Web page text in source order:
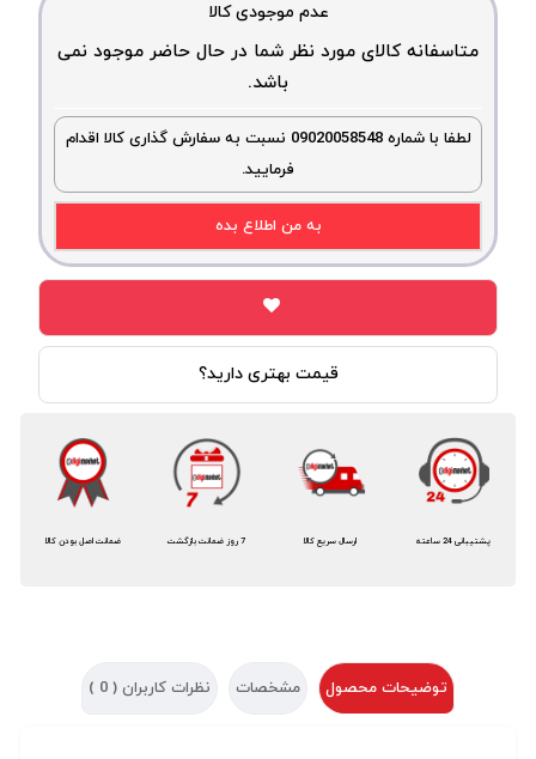
عدم موجودی کالا
متاسفانه کالای مورد نظر شما در حال حاضر موجود نمی
باشد.
لطفا با شماره 09020058548 نسبت به سفارش گذاری کالا اقدام
فرمایید.
به من اطلاع بده
قیمت بهتری دارید؟
ضمانت اصل بودن کالا 7 روز ضمانت بازگشت ارسال سریع کالا پشتیبانی 24 ساعته
توضیحات محصول مشخصات نظرات کاربران ( 0
)